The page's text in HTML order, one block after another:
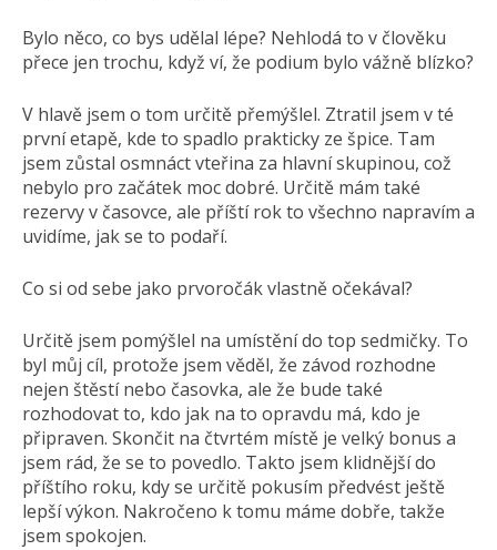
Bylo něco, co bys udělal lépe? Nehlodá to v člověku
přece jen trochu, když ví, že podium bylo vážně blízko?
V hlavě jsem o tom určitě přemýšlel. Ztratil jsem v té
první etapě, kde to spadlo prakticky ze špice. Tam
jsem zůstal osmnáct vteřina za hlavní skupinou, což
nebylo pro začátek moc dobré. Určitě mám také
rezervy v časovce, ale příští rok to všechno napravím a
uvidíme, jak se to podaří.
Co si od sebe jako prvoročák vlastně očekával?
Určitě jsem pomýšlel na umístění do top sedmičky. To
byl můj cíl, protože jsem věděl, že závod rozhodne
nejen štěstí nebo časovka, ale že bude také
rozhodovat to, kdo jak na to opravdu má, kdo je
připraven. Skončit na čtvrtém místě je velký bonus a
jsem rád, že se to povedlo. Takto jsem klidnější do
příštího roku, kdy se určitě pokusím předvést ještě
lepší výkon. Nakročeno k tomu máme dobře, takže
jsem spokojen.